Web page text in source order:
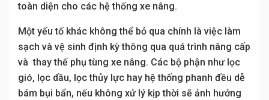
toàn diện cho các hệ thống xe nâng.
Một yếu tố khác không thể bỏ qua chính là việc làm
sạch và vệ sinh định kỳ thông qua quá trình nâng cấp
và thay thế phụ tùng xe nâng. Các bộ phận như lọc
gió, lọc dầu, lọc thủy lực hay hệ thống phanh đều dễ
bám bụi bẩn, nếu không xử lý kịp thời sẽ ảnh hưởng